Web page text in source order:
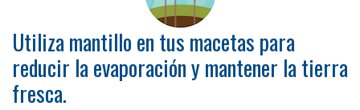
Utiliza mantillo en tus macetas para
reducir la evaporación y mantener la tierra
fresca.